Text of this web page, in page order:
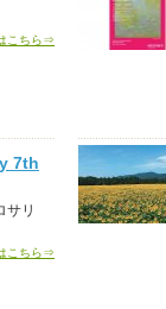
こちら⇒
7th
サリ
こちら⇒